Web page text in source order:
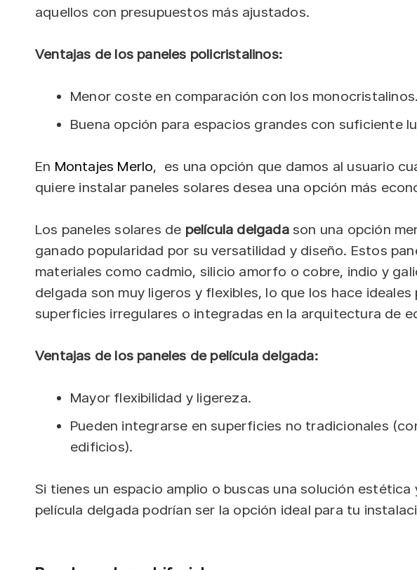
aquellos con presupuestos más ajustados.
Ventajas de los paneles policristalinos:
Menor coste en comparación con los monocristalinos.
Buena opción para espacios grandes con suficiente
En Montajes Merlo, es una opción que damos al usuario
quiere instalar paneles solares desea una opción más
Los paneles solares de película delgadason una opción
ganado popularidad por su versatilidad y diseño. Estos
materiales como cadmio, silicio amorfo o cobre, indio y
delgada son muy ligeros y flexibles, lo que los hace ideales
superficies irregulares o integradas en la arquitectura de
Ventajas de los paneles de película delgada:
Mayor flexibilidad y ligereza.
Pueden integrarse en superficies no tradicionales
edificios).
Si tienes un espacio amplio o buscas una solución estética
película delgada podrían ser la opción ideal para tu